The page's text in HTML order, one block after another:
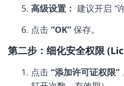
高级设置： 建议开启 “
点击 “OK” 保存。
第二步：细化安全权限
点击 “添加许可证权限”